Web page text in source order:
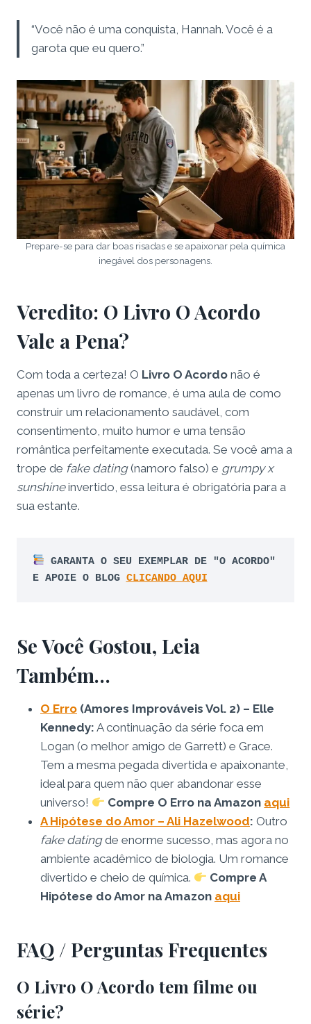
“Você não é uma conquista, Hannah. Você é a
garota que eu quero.”
Prepare-se para dar boas risadas e se apaixonar pela química
inegável dos personagens.
Veredito: O Livro O Acordo
Vale a Pena?
Com toda a certeza! O Livro O Acordo não é
apenas um livro de romance, é uma aula de como
construir um relacionamento saudável, com
consentimento, muito humor e uma tensão
romântica perfeitamente executada. Se você ama a
trope de fake dating(namoro falso) e grumpy x
sunshineinvertido, essa leitura é obrigatória para a
sua estante.
GARANTA O SEU EXEMPLAR DE "O ACORDO"
E APOIE O BLOG CLICANDO AQUI
Se Você Gostou, Leia
Também…
O Erro (Amores Improváveis Vol. 2) – Elle
Kennedy: A continuação da série foca em
Logan (o melhor amigo de Garrett) e Grace.
Tem a mesma pegada divertida e apaixonante,
ideal para quem não quer abandonar esse
universo!
Compre O Erro na Amazon aqui
A Hipótese do Amor – Ali Hazelwood: Outro
fake datingde enorme sucesso, mas agora no
ambiente acadêmico de biologia. Um romance
divertido e cheio de química.
Compre A
Hipótese do Amor na Amazon aqui
FAQ / Perguntas Frequentes
O Livro O Acordo tem filme ou
série?